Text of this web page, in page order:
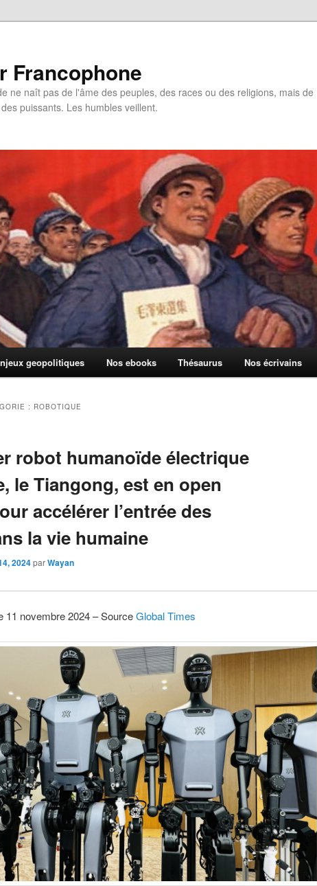
Francophone
ne naît pas de l'âme des peuples, des races ou des religions, mais de
puissants. Les humbles veillent.
geopolitiques Nos ebooks Thésaurus Nos écrivains
: ROBOTIQUE
robot humanoïde électrique
le Tiangong, est en open
accélérer l’entrée des
la vie humaine
2024parWayan
11 novembre 2024 – SourceGlobal Times